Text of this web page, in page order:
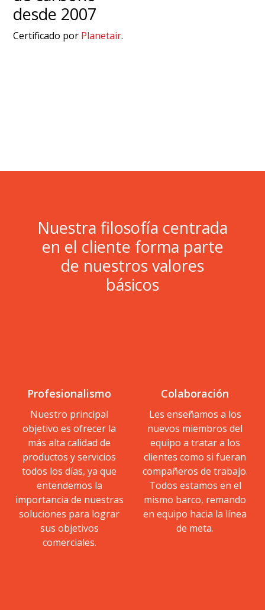
desde 2007
Certificado por Planetair.
Nuestra filosofía centrada
en el cliente forma parte
de nuestros valores
básicos
Profesionalismo
Nuestro principal
objetivo es ofrecer la
más alta calidad de
productos y servicios
todos los días, ya que
entendemos la
importancia de nuestras
soluciones para lograr
sus objetivos
comerciales.
Colaboración
Les enseñamos a los
nuevos miembros del
equipo a tratar a los
clientes como si fueran
compañeros de trabajo.
Todos estamos en el
mismo barco, remando
en equipo hacia la línea
de meta.